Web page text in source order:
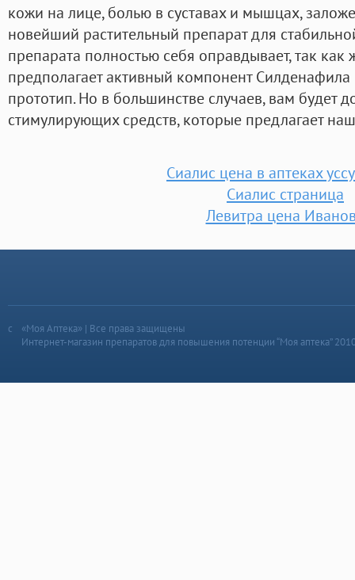
кожи на лице, болью в суставах и мышцах,
новейший растительный препарат для
препарата полностью себя оправдывает, так как
предполагает активный компонент
прототип. Но в большинстве случаев, вам будет
стимулирующих средств, которые предлагает
Сиалис цена в аптеках
Сиалис страница
Левитра цена
«Моя Аптека» | Все права защищены
Интернет-магазин препаратов для повышения потенции “Моя аптека”